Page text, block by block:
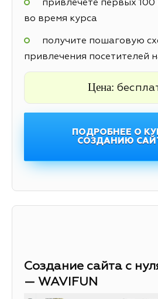
привлечете первых 100
во время курса
получите пошаговую
привлечения посетителей
Цена:
ПОДРОБНЕЕ О
СОЗДАНИЮ
Создание сайта с
— WAVIFUN